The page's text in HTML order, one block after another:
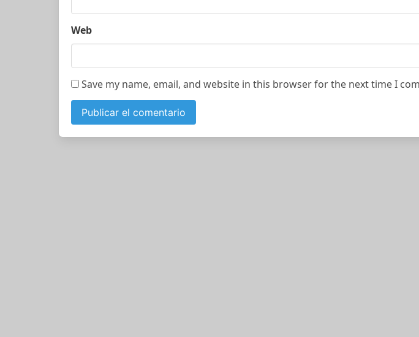
Web
Save my name, email, and website in this browser for the next time I